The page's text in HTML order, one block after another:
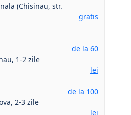
(Chisinau, str.
gratis
1-2 zile
de la 60
lei
2-3 zile
de la 100
lei